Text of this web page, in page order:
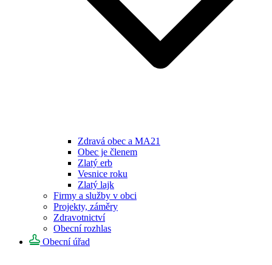
Zdravá obec a MA21
Obec je členem
Zlatý erb
Vesnice roku
Zlatý lajk
Firmy a služby v obci
Projekty, záměry
Zdravotnictví
Obecní rozhlas
Obecní úřad